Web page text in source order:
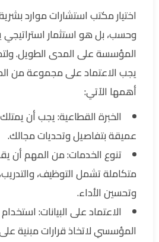
اختيار مكتب استشارات موارد
وحسب، بل هو استثمار استراتيجي
المؤسسة على المدى الطويل.
يجب الاعتماد على مجموعة من
أهمها الآتي:
الخبرة القطاعية: يجب أن
عميقة بتفاصيل وتحديات مجالك.
تنوع الخدمات: من المهم أن
متكاملة تشمل التوظيف،
وتحسين الأداء.
الاعتماد على البيانات:
المؤسسي لاتخاذ قرارات مبنية